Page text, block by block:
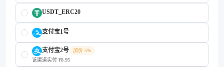
USDT_ERC20
支付宝1号
支付宝2号
加价 5%
该渠道实付 ¥8.95